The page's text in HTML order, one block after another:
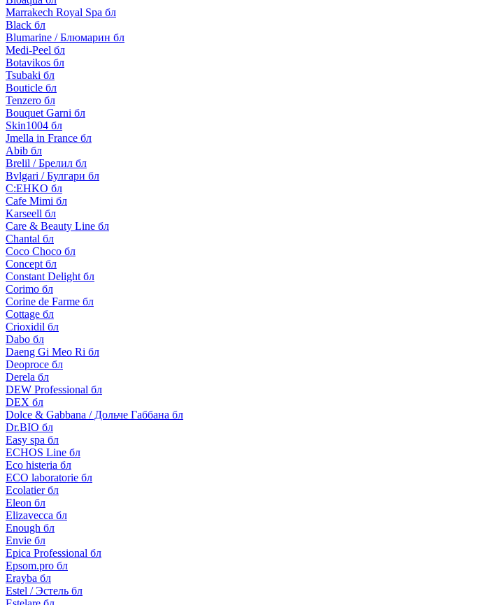
Marrakech Royal Spa бл
Black бл
Blumarine / Блюмарин бл
Medi-Peel бл
Botavikos бл
Tsubaki бл
Bouticle бл
Tenzero бл
Bouquet Garni бл
Skin1004 бл
Jmella in France бл
Abib бл
Brelil / Брелил бл
Bvlgari / Булгари бл
C:EHKO бл
Cafe Mimi бл
Karseell бл
Care & Beauty Line бл
Chantal бл
Coco Choco бл
Concept бл
Constant Delight бл
Corimo бл
Corine de Farme бл
Cottage бл
Crioxidil бл
Dabo бл
Daeng Gi Meo Ri бл
Deoproce бл
Derela бл
DEW Professional бл
DEX бл
Dolce & Gabbana / Дольче Габбана бл
Dr.BIO бл
Easy spa бл
ECHOS Line бл
Eco histeria бл
ECO laboratorie бл
Ecolatier бл
Eleon бл
Elizavecca бл
Enough бл
Envie бл
Epica Professional бл
Epsom.pro бл
Erayba бл
Estel / Эстель бл